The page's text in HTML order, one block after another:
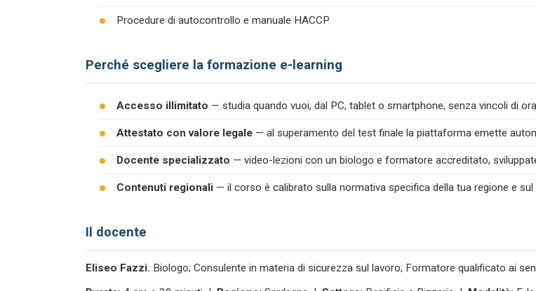
Procedure di autocontrollo e manuale HACCP
Perché scegliere la formazione e-learning
Accesso illimitato — studia quando vuoi, dal PC, tablet o smartphone, senza vincoli di
Attestato con valore legale — al superamento del test finale la piattaforma emette
Docente specializzato — video-lezioni con un biologo e formatore accreditato,
Contenuti regionali — il corso è calibrato sulla normativa specifica della tua regione e
Il docente
Eliseo Fazzi. Biologo; Consulente in materia di sicurezza sul lavoro; Formatore qualificato ai